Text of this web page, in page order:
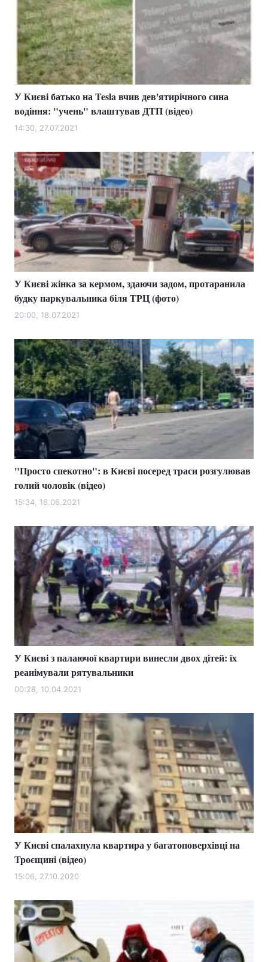
У Києві батько на Tesla вчив дев'ятирічного сина
водіння: "учень" влаштував ДТП (відео)
14:30, 27.07.2021
У Києві жінка за кермом, здаючи задом, протаранила
будку паркувальника біля ТРЦ (фото)
20:00, 18.07.2021
"Просто спекотно": в Києві посеред траси розгулював
голий чоловік (відео)
15:34, 16.06.2021
У Києві з палаючої квартири винесли двох дітей: їх
реанімували рятувальники
00:28, 10.04.2021
У Києві спалахнула квартира у багатоповерхівці на
Троєщині (відео)
15:06, 27.10.2020